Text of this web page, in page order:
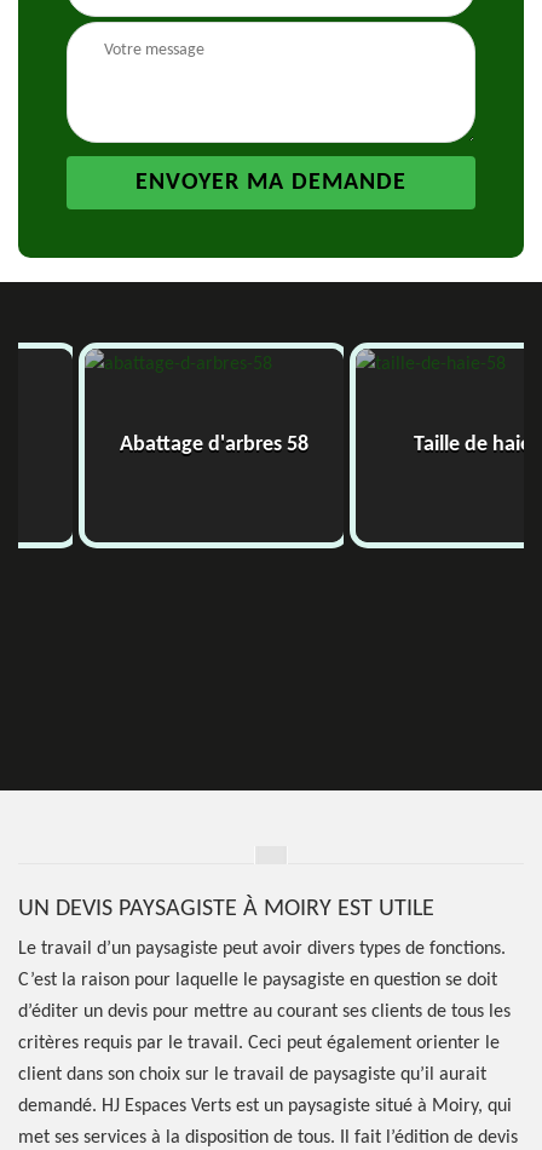
Abattage d'arbres 58 Taille de haie
UN DEVIS PAYSAGISTE À MOIRY EST UTILE
Le travail d’un paysagiste peut avoir divers types de fonctions.
C’est la raison pour laquelle le paysagiste en question se doit
d’éditer un devis pour mettre au courant ses clients de tous les
critères requis par le travail. Ceci peut également orienter le
client dans son choix sur le travail de paysagiste qu’il aurait
demandé. HJ Espaces Verts est un paysagiste situé à Moiry, qui
met ses services à la disposition de tous. Il fait l’édition de devis